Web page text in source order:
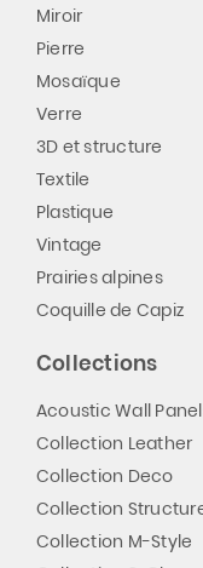
Miroir
Pierre
Mosaïque
Verre
3D et structure
Textile
Plastique
Vintage
Prairies alpines
Coquille de Capiz
Collections
Acoustic Wall
Collection Leather
Collection Deco
Collection
Collection M-Style